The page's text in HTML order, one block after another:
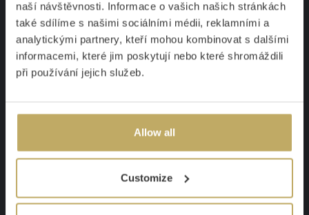
naší návštěvnosti. Informace o vašich našich stránkách
také sdílíme s našimi sociálními médii, reklamními a
analytickými partnery, kteří mohou kombinovat s dalšími
informacemi, které jim poskytují nebo které shromáždili
při používání jejich služeb.
Allow all
Customize
Dyskretna elegancja
21 zł
W magazynie
SZCZEGÓŁY